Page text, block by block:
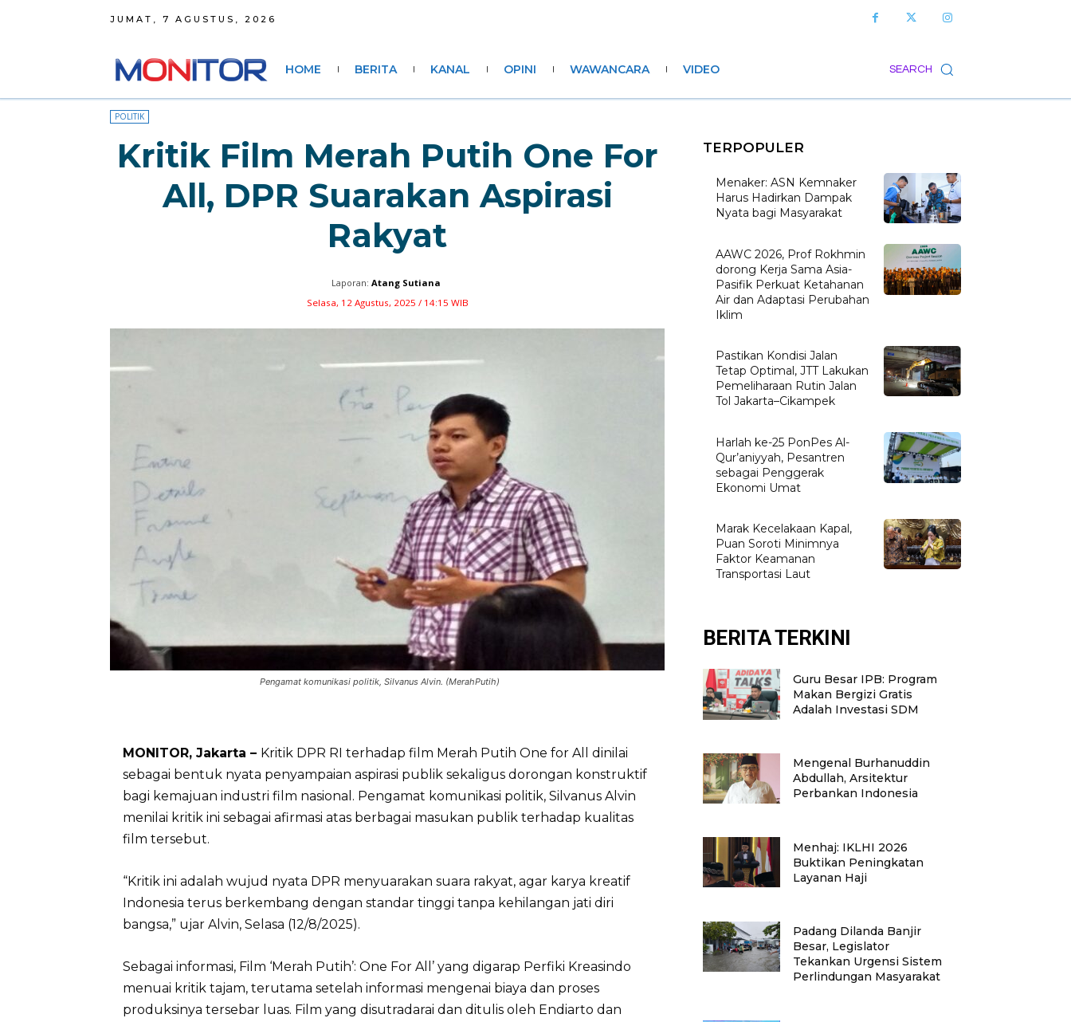
JUMAT, 7 AGUSTUS, 2026
SEARCH
HOME BERITA KANAL OPINI WAWANCARA VIDEO
POLITIK
Kritik Film Merah Putih One For
All, DPR Suarakan Aspirasi
Rakyat
Laporan: Atang Sutiana
Selasa, 12 Agustus, 2025 / 14:15 WIB
Pengamat komunikasi politik, Silvanus Alvin. (MerahPutih)
MONITOR, Jakarta – Kritik DPR RI terhadap film Merah Putih One for All dinilai
sebagai bentuk nyata penyampaian aspirasi publik sekaligus dorongan konstruktif
bagi kemajuan industri film nasional. Pengamat komunikasi politik, Silvanus Alvin
menilai kritik ini sebagai afirmasi atas berbagai masukan publik terhadap kualitas
film tersebut.
“Kritik ini adalah wujud nyata DPR menyuarakan suara rakyat, agar karya kreatif
Indonesia terus berkembang dengan standar tinggi tanpa kehilangan jati diri
bangsa,” ujar Alvin, Selasa (12/8/2025).
Sebagai informasi, Film ‘Merah Putih’: One For All’ yang digarap Perfiki Kreasindo
menuai kritik tajam, terutama setelah informasi mengenai biaya dan proses
produksinya tersebar luas. Film yang disutradarai dan ditulis oleh Endiarto dan
TERPOPULER
Menaker: ASN Kemnaker
Harus Hadirkan Dampak
Nyata bagi Masyarakat
AAWC 2026, Prof Rokhmin
dorong Kerja Sama Asia-
Pasifik Perkuat Ketahanan
Air dan Adaptasi Perubahan
Iklim
Pastikan Kondisi Jalan
Tetap Optimal, JTT Lakukan
Pemeliharaan Rutin Jalan
Tol Jakarta–Cikampek
Harlah ke-25 PonPes Al-
Qur’aniyyah, Pesantren
sebagai Penggerak
Ekonomi Umat
Marak Kecelakaan Kapal,
Puan Soroti Minimnya
Faktor Keamanan
Transportasi Laut
BERITA TERKINI
Guru Besar IPB: Program
Makan Bergizi Gratis
Adalah Investasi SDM
Mengenal Burhanuddin
Abdullah, Arsitektur
Perbankan Indonesia
Menhaj: IKLHI 2026
Buktikan Peningkatan
Layanan Haji
Padang Dilanda Banjir
Besar, Legislator
Tekankan Urgensi Sistem
Perlindungan Masyarakat